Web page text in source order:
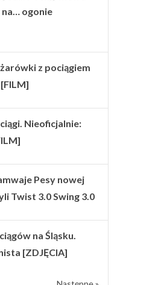
na… ogonie
z pociągiem
Nieoficjalnie:
Pesy nowej
Twist 3.0 Swing 3.0
na Śląsku.
[ZDJĘCIA]